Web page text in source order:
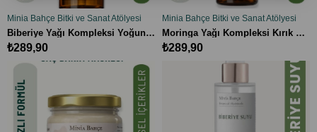
SEPETE EKLE
Minia Bahçe Bitki ve Sanat Atölyesi
Biberiye Yağı Kompleksi Yoğun Onarıcı, Kuru ve Yıpranmış Saçlar İçin Besleyici Bitkisel Saç Bakım Yağı – 50 ml
₺289,90
SEPETE EKLE
Minia Bahçe Bitki ve Sanat Atölyesi
Moringa Yağı Kompleksi Kırık Karşıtı, Parlaklık Veren ve Saç Uçlarını Besleyen Bitkisel Saç Bakım Yağı – 50 ml
₺289,90